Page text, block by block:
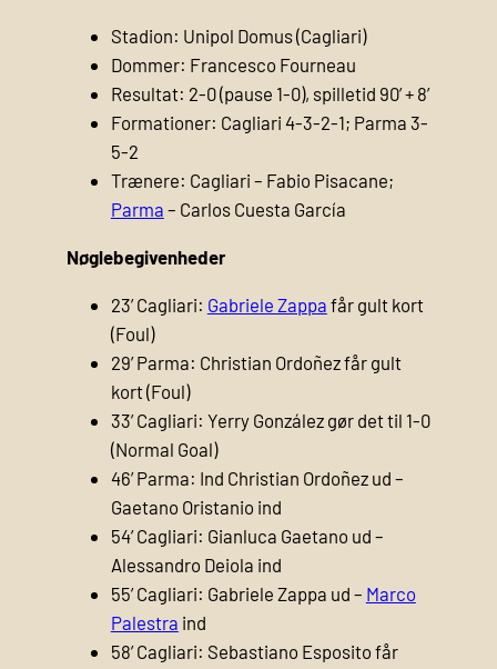
Stadion: Unipol Domus (Cagliari)
Dommer: Francesco Fourneau
Resultat: 2-0 (pause 1-0), spilletid 90’ + 8’
Formationer: Cagliari 4-3-2-1; Parma 3-
5-2
Trænere: Cagliari – Fabio Pisacane;
Parma – Carlos Cuesta García
Nøglebegivenheder
23’ Cagliari: Gabriele Zappa får gult kort
(Foul)
29’ Parma: Christian Ordoñez får gult
kort (Foul)
33’ Cagliari: Yerry González gør det til 1-0
(Normal Goal)
46’ Parma: Ind Christian Ordoñez ud –
Gaetano Oristanio ind
54’ Cagliari: Gianluca Gaetano ud –
Alessandro Deiola ind
55’ Cagliari: Gabriele Zappa ud – Marco
Palestra ind
58’ Cagliari: Sebastiano Esposito får